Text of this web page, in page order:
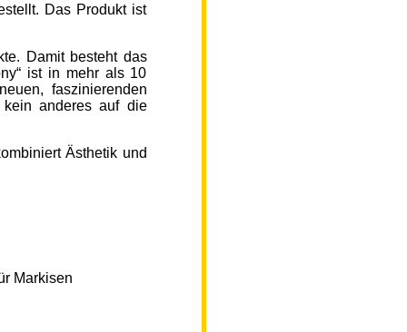
Das Produkt ist
Damit besteht das
ist in mehr als 10
faszinierenden
kein anderes auf die
Ästhetik und
Markisen